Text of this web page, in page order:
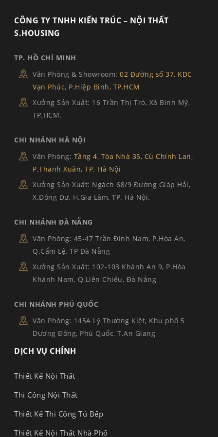
CÔNG TY TNHH KIẾN TRÚC – NỘI THẤT
S.HOUSING
TP. HỒ CHÍ MINH
Văn Phòng & Showroom: 02 Đường số 37, KDC
Vạn Phúc, P.Hiệp Bình, TP.HCM
Xưởng Sản Xuất: 16 Trần Thị Trò, Xã Bình Mỹ,
TP.HCM.
CHI NHÁNH HÀ NỘI
Văn Phòng: Tầng 4, Tòa Nhà 35, Cù Chính Lan,
P.Thanh Xuân, TP. Hà Nội
Xưởng Sản Xuất: Ngách 68/9 Đường Giáp Hải,
X.Đông Dư, H.Gia Lâm, TP. Hà Nội.
CHI NHÁNH ĐÀ NẴNG
Văn Phòng: 45-47 Trần Đình Nam, P.Hòa An,
Q.Cẩm Lệ, TP Đà Nẵng
Xưởng Sản Xuất: 102-103 Khánh An 9, P.Hòa
Khánh Nam, Q.Liên Chiểu, Đà Nẵng
CHI NHÁNH PHÚ QUỐC
Văn Phòng: 145A Lý Thường Kiệt, Khu phố 5
Dương Đông, Phú Quốc, T.An Giang
DỊCH VỤ CHÍNH
Thiết Kế Nội Thất
Thi Công Nội Thất
Thiết Kế Thi Công Tủ Bếp
Thiết Kế Nội Thất Nhà Phố